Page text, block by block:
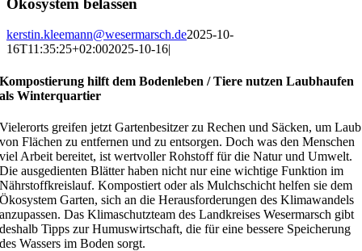
Ökosystem belassen
kerstin.kleemann@wesermarsch.de2025-10-
16T11:35:25+02:002025-10-16|
Kompostierung hilft dem Bodenleben / Tiere nutzen Laubhaufen
als Winterquartier
Vielerorts greifen jetzt Gartenbesitzer zu Rechen und Säcken, um Laub
von Flächen zu entfernen und zu entsorgen. Doch was den Menschen
viel Arbeit bereitet, ist wertvoller Rohstoff für die Natur und Umwelt.
Die ausgedienten Blätter haben nicht nur eine wichtige Funktion im
Nährstoffkreislauf. Kompostiert oder als Mulchschicht helfen sie dem
Ökosystem Garten, sich an die Herausforderungen des Klimawandels
anzupassen. Das Klimaschutzteam des Landkreises Wesermarsch gibt
deshalb Tipps zur Humuswirtschaft, die für eine bessere Speicherung
des Wassers im Boden sorgt.